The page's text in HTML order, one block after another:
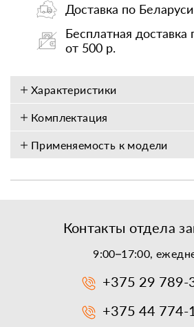
Доставка по
Бесплатная доставка
от 500 р.
Характеристики
Комплектация
Применяемость к модели
Контакты отдела
9:00–17:00,
+375 29 789-
+375 44 774-